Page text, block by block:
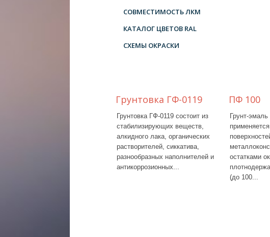
СОВМЕСТИМОСТЬ ЛКМ
КАТАЛОГ ЦВЕТОВ RAL
СХЕМЫ ОКРАСКИ
Грунтовка ГФ-0119
Грунтовка ГФ-0119 состоит из
стабилизирующих веществ,
алкидного лака, органических
растворителей, сиккатива,
разнообразных наполнителей и
антикоррозионных...
ПФ 100
Грунт-
остатками
(до 100...